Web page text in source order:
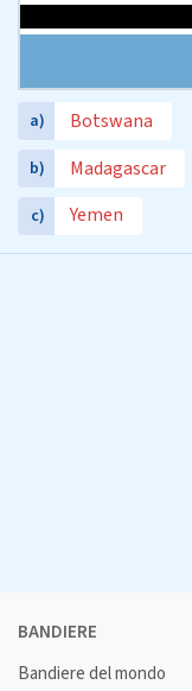
a) Botswana
b) Madagascar
c) Yemen
BANDIERE
Bandiere del mondo